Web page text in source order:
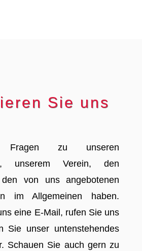
Sie uns
zu unseren
unserem Verein, den
von uns angebotenen
im Allgemeinen haben.
eine E-Mail, rufen Sie uns
Sie unser untenstehendes
Schauen Sie auch gern zu